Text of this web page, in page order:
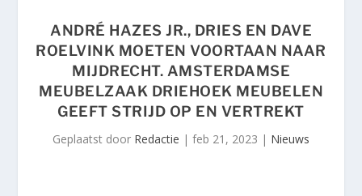
ANDRÉ HAZES JR., DRIES EN DAVE
ROELVINK MOETEN VOORTAAN NAAR
MIJDRECHT. AMSTERDAMSE
MEUBELZAAK DRIEHOEK MEUBELEN
GEEFT STRIJD OP EN VERTREKT
Geplaatst door Redactie | feb 21, 2023 | Nieuws